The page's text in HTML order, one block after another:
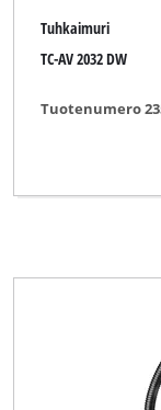
Tuhkaimuri
TC-AV 2032 DW
Tuotenumero